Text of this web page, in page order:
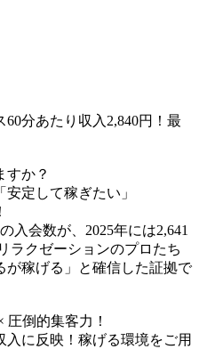
分あたり収入2,840円！最
すか？
安定して稼ぎたい」
入会数が、2025年には2,641
ラクゼーションのプロたち
が稼げる」と確信した証拠で
圧倒的集客力！
入に反映！稼げる環境をご用